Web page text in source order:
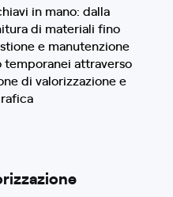
in mano: dalla
di materiali fino
e manutenzione
attraverso
di valorizzazione e